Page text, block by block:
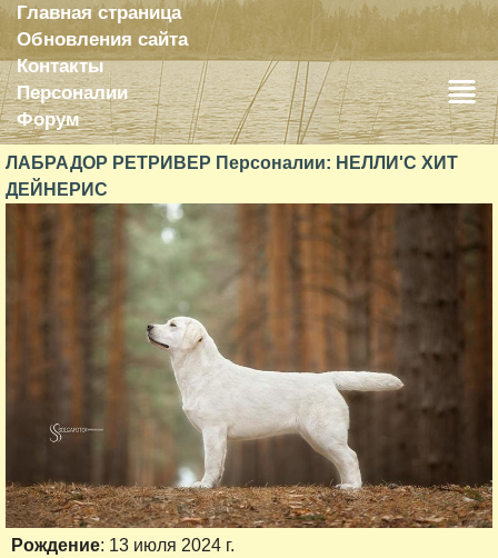
Главная страница
Обновления сайта
Контакты
Персоналии
Форум
ЛАБРАДОР РЕТРИВЕР Персоналии: НЕЛЛИ'С ХИТ
ДЕЙНЕРИС
Рождение: 13 июля 2024 г.